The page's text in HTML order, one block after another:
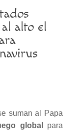
alto el
suman al Papa
global
para